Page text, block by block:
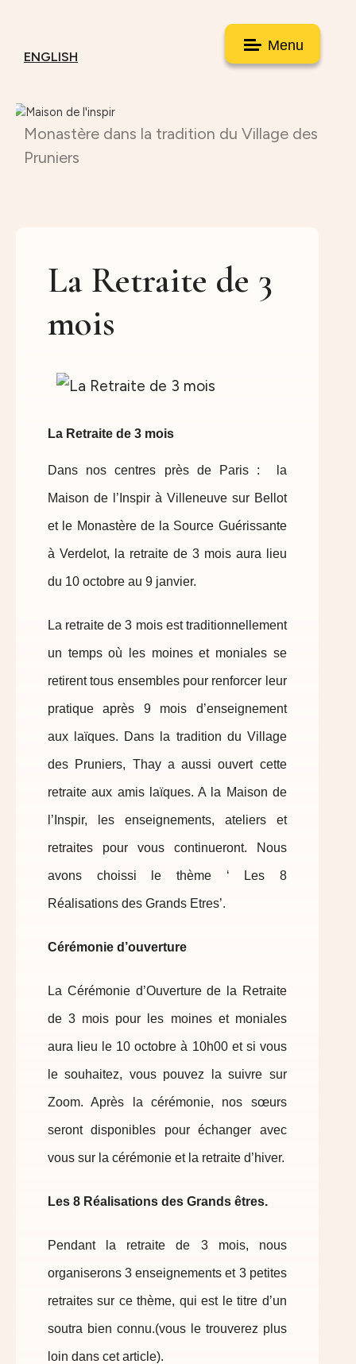
Menu
ENGLISH
Monastère dans la tradition du Village des
Pruniers
La Retraite de 3
mois
La Retraite de 3 mois
Dans nos centres près de Paris : la
Maison de l’Inspir à Villeneuve sur Bellot
et le Monastère de la Source Guérissante
à Verdelot, la retraite de 3 mois aura lieu
du 10 octobre au 9 janvier.
La retraite de 3 mois est traditionnellement
un temps où les moines et moniales se
retirent tous ensembles pour renforcer leur
pratique après 9 mois d’enseignement
aux laïques. Dans la tradition du Village
des Pruniers, Thay a aussi ouvert cette
retraite aux amis laïques. A la Maison de
l’Inspir, les enseignements, ateliers et
retraites pour vous continueront. Nous
avons choissi le thème ‘ Les 8
Réalisations des Grands Etres’.
Cérémonie d’ouverture
La Cérémonie d’Ouverture de la Retraite
de 3 mois pour les moines et moniales
aura lieu le 10 octobre à 10h00 et si vous
le souhaitez, vous pouvez la suivre sur
Zoom. Après la cérémonie, nos sœurs
seront disponibles pour échanger avec
vous sur la cérémonie et la retraite d’hiver.
Les 8 Réalisations des Grands êtres.
Pendant la retraite de 3 mois, nous
organiserons 3 enseignements et 3 petites
retraites sur ce thème, qui est le titre d’un
soutra bien connu.(vous le trouverez plus
loin dans cet article).